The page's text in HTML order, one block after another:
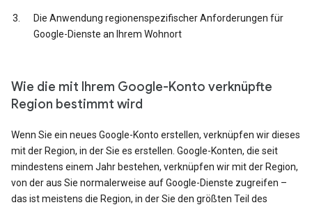
Die Anwendung regionenspezifischer Anforderungen für
Google-Dienste an Ihrem Wohnort
Wie die mit Ihrem Google-Konto verknüpfte
Region bestimmt wird
Wenn Sie ein neues Google-Konto erstellen, verknüpfen wir dieses
mit der Region, in der Sie es erstellen. Google-Konten, die seit
mindestens einem Jahr bestehen, verknüpfen wir mit der Region,
von der aus Sie normalerweise auf Google-Dienste zugreifen –
das ist meistens die Region, in der Sie den größten Teil des